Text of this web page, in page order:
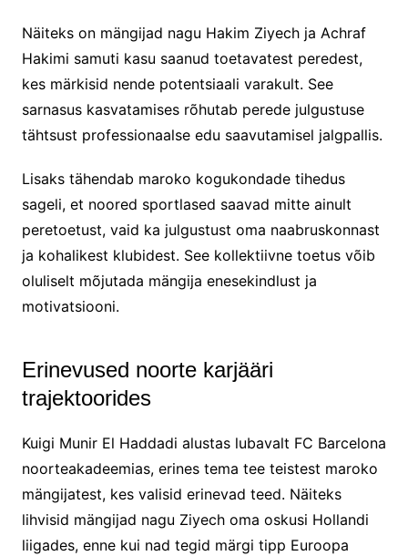
Näiteks on mängijad nagu Hakim Ziyech ja Achraf
Hakimi samuti kasu saanud toetavatest peredest,
kes märkisid nende potentsiaali varakult. See
sarnasus kasvatamises rõhutab perede julgustuse
tähtsust professionaalse edu saavutamisel jalgpallis.
Lisaks tähendab maroko kogukondade tihedus
sageli, et noored sportlased saavad mitte ainult
peretoetust, vaid ka julgustust oma naabruskonnast
ja kohalikest klubidest. See kollektiivne toetus võib
oluliselt mõjutada mängija enesekindlust ja
motivatsiooni.
Erinevused noorte karjääri
trajektoorides
Kuigi Munir El Haddadi alustas lubavalt FC Barcelona
noorteakadeemias, erines tema tee teistest maroko
mängijatest, kes valisid erinevad teed. Näiteks
lihvisid mängijad nagu Ziyech oma oskusi Hollandi
liigades, enne kui nad tegid märgi tipp Euroopa